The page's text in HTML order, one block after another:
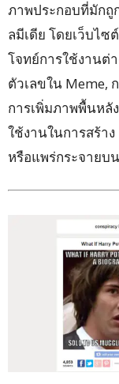
ภาพประกอบที่มักถู
ลมีเดีย โดยเว็บไซ
โจทย์การใช้งานต่
ตัวเลขใน Meme,
การเพิ่มภาพพื้นหลั
ใช้งานในการสร้า
หรือแพร่กระจายบ